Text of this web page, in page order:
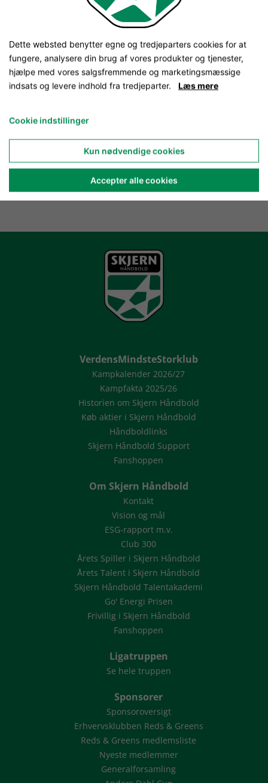
VerdensMindsteStorklub
Kampkalender 2026/27
Kampfakta 2025/26
Historien om Skjern Håndbold
Køb aktier i Skjern Håndbold
Håndboldlinks
Skjern Håndbold Support
Fanshoppen
Om Skjern Håndbold
Kontakt
Vision og mål
ESG-rapport m.v.
Club 300
Årets Spiller i Skjern Håndbold
Årets Talent i Skjern Håndbold
Skjern Håndbold Talentakademi
Go' Energi Prisen
Frivillig i Skjern Håndbold
Fanshoppen
Ligatruppen
Se hele truppen
Sponsorer
Sponsoroversigt
Erhvervsklubben Reds & Greens
Reds & Greens medlemsliste
Nyeste medlemmer
Generalforsamling
Dette websted benytter egne og tredjeparters cookies for at
fungere, analysere din brug af vores produkter og tjenester,
hjælpe med vores salgsfremmende og marketingsmæssige
indsats og levere indhold fra tredjeparter. Læs mere
Cookie indstillinger
Kun nødvendige cookies
Accepter alle cookies